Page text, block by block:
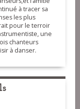
à tracer sa
les plus
pour le terroir
une
chanteurs
à danser.